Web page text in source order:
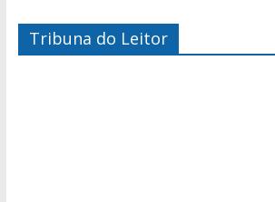
Tribuna do Leitor